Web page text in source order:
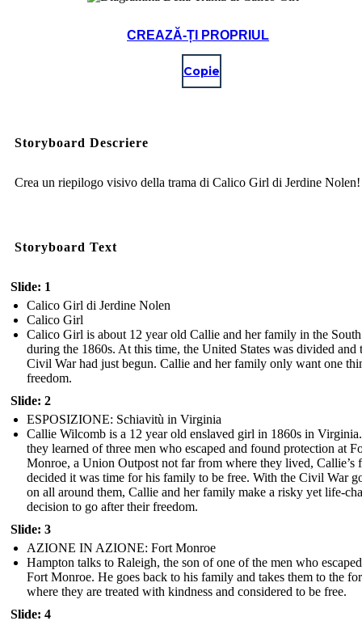
CREAZĂ-ȚI PROPRIUL
Copie
Storyboard Descriere
Crea un riepilogo visivo della trama di Calico Girl di Jerdine Nolen!
Storyboard Text
Slide: 1
Calico Girl di Jerdine Nolen
Calico Girl
Calico Girl is about 12 year old Callie and her family in the South
during the 1860s. At this time, the United States was divided and
Civil War had just begun. Callie and her family only want one
freedom.
Slide: 2
ESPOSIZIONE: Schiavitù in Virginia
Callie Wilcomb is a 12 year old enslaved girl in 1860s in
they learned of three men who escaped and found protection at
Monroe, a Union Outpost not far from where they lived, Callie’s
decided it was time for his family to be free. With the Civil War
on all around them, Callie and her family make a risky yet life-
decision to go after their freedom.
Slide: 3
AZIONE IN AZIONE: Fort Monroe
Hampton talks to Raleigh, the son of one of the men who
Fort Monroe. He goes back to his family and takes them to the
where they are treated with kindness and considered to be free.
Slide: 4